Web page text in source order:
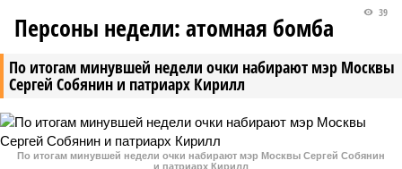
По итогам минувшей недели очки набирают мэр Москвы
Сергей Собянин и патриарх Кирилл
39
Персоны недели: атомная бомба
По итогам минувшей недели очки набирают мэр Москвы Сергей Собянин
и патриарх Кирилл